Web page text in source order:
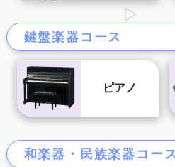
鍵盤楽器コース
ピアノ
和楽器・民族楽器コース